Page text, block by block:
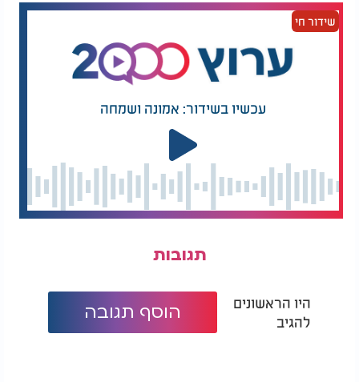
שידור חי
עכשיו בשידור: אמונה ושמחה
תגובות
היו הראשונים
להגיב
הוסף תגובה